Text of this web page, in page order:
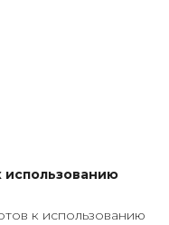
использованию
к использованию